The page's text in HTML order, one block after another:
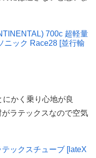
700c 超軽量
ニック Race28 [並行輸
かく乗り心地が良
ラテックスなので空気
ックスチューブ [lateX